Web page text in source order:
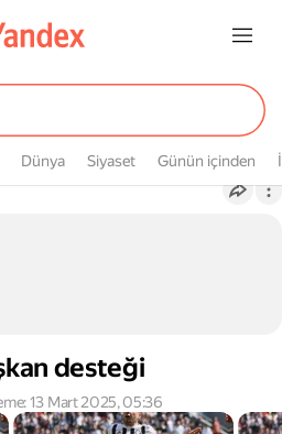
Dünya Siyaset Günün içinden
desteği
13 Mart 2025, 05:36